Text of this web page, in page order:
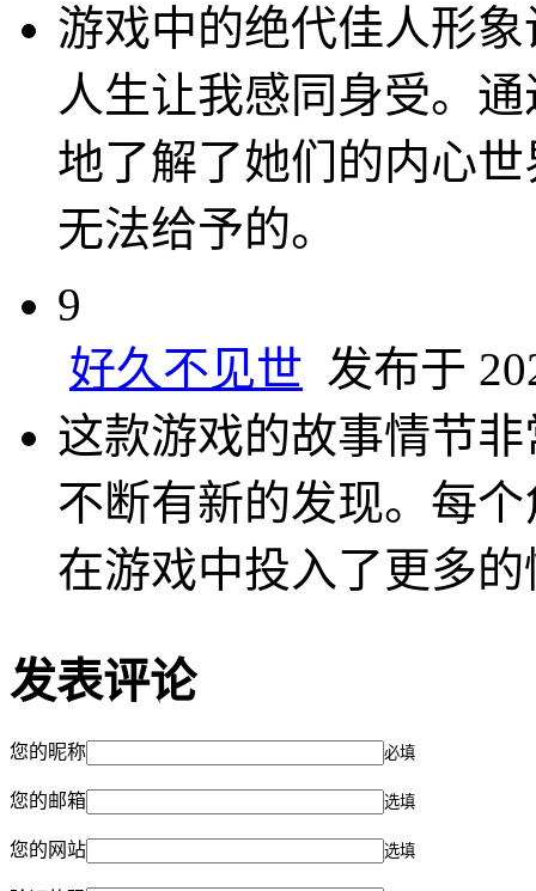
游戏中的绝代佳人形
人生让我感同身受。
地了解了她们的内心
无法给予的。
9
好久不见世 发布于
这款游戏的故事情节
不断有新的发现。每
在游戏中投入了更多
发表评论
您的昵称 必填
您的邮箱 选填
您的网站 选填